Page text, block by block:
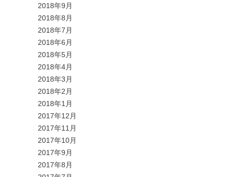
2018年9月
2018年8月
2018年7月
2018年6月
2018年5月
2018年4月
2018年3月
2018年2月
2018年1月
2017年12月
2017年11月
2017年10月
2017年9月
2017年8月